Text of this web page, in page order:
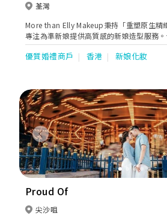
荃灣
More than Elly Makeup秉持「重塑原生精
專注為準新娘提供高質感的新娘造型服務
韓、台三地權威機構資深認證，重視根據
打造專屬且耐看的優雅妝容。品牌更以「
造型規劃！告別不確定性，拒絕「開盲盒」風險】 深度
會議： 婚禮前特設專屬溝通環節，絕非單
深入對接，從婚紗禮服剪裁、宴會場地風
位評估並敲定每個環節的造型方向。 100% 具象化預覽，完美掌控
細節： 於大日子前將每一個流程的妝容色
完整規劃，讓新娘對婚禮當天的每個登場
信心，徹底告別「開盲盒」式的備嫁焦慮。 整體視覺美學協調
不只專注於面部妝容，更以整體造型師（
為新娘提供禮服挑選、飾品風格的專業搭
效果。 【日韓台技術融合｜打造耐看高級妝感】 三地美學完美交
融： 融會韓式的清透持久底妝、日系的精
骨相修容，修飾五官比例，於高清鏡頭下依然無瑕。 一
優質婚禮商戶 香港 新娘化妝
Previous
Proud Of
尖沙咀